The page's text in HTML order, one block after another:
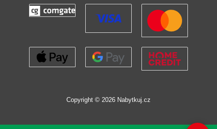
Copyright © 2026 Nabytkuj.cz